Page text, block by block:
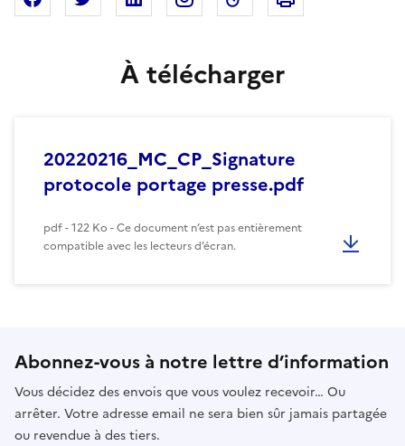
À télécharger
20220216_MC_CP_Signature
protocole portage presse.pdf
pdf - 122 Ko - Ce document n’est pas entièrement
compatible avec les lecteurs d’écran.
Abonnez-vous à notre lettre d’information
Vous décidez des envois que vous voulez recevoir… Ou
arrêter. Votre adresse email ne sera bien sûr jamais partagée
ou revendue à des tiers.